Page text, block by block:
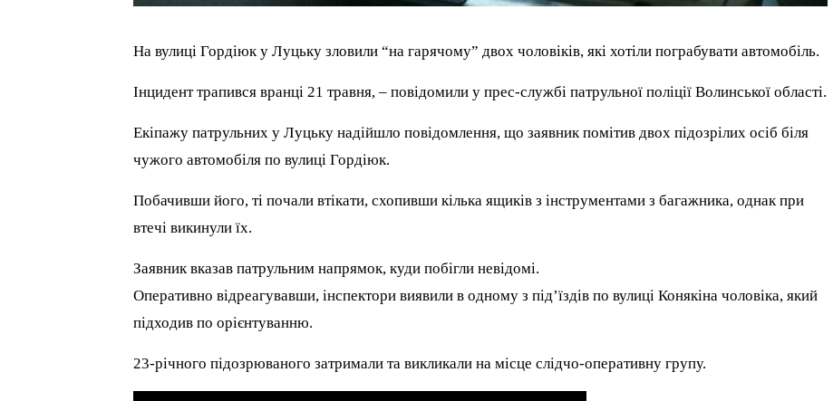
На вулиці Гордіюк у Луцьку зловили “на гарячому” двох чоловіків, які хотіли пограбувати автомобіль.
Інцидент трапився вранці 21 травня, – повідомили у прес-службі патрульної поліції Волинської області.
Екіпажу патрульних у Луцьку надійшло повідомлення, що заявник помітив двох підозрілих осіб біля
чужого автомобіля по вулиці Гордіюк.
Побачивши його, ті почали втікати, схопивши кілька ящиків з інструментами з багажника, однак при
втечі викинули їх.
Заявник вказав патрульним напрямок, куди побігли невідомі.
Оперативно відреагувавши, інспектори виявили в одному з під’їздів по вулиці Конякіна чоловіка, який
підходив по орієнтуванню.
23-річного підозрюваного затримали та викликали на місце слідчо-оперативну групу.